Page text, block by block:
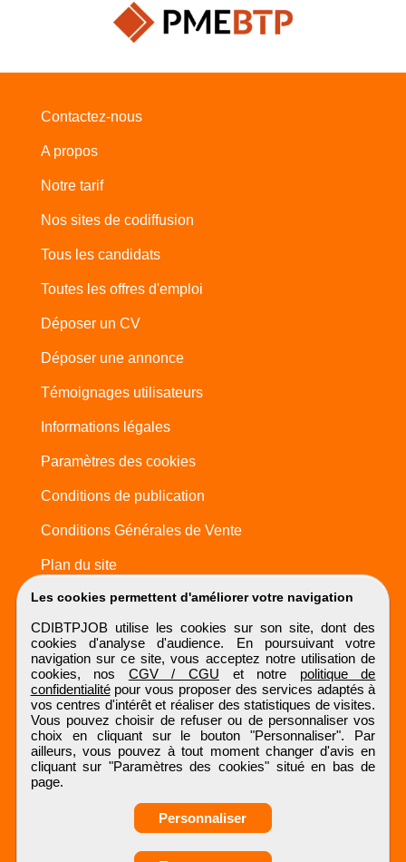
Les cookies permettent d'améliorer votre navigation
CDIBTPJOB utilise les cookies sur son site, dont des
cookies d'analyse d'audience. En poursuivant votre
navigation sur ce site, vous acceptez notre utilisation de
cookies, nos CGV / CGU et notre politique de
confidentialitépour vous proposer des services adaptés à
vos centres d'intérêt et réaliser des statistiques de visites.
Vous pouvez choisir de refuser ou de personnaliser vos
choix en cliquant sur le bouton "Personnaliser". Par
ailleurs, vous pouvez à tout moment changer d'avis en
cliquant sur "Paramètres des cookies" situé en bas de
page.
Personnaliser
Contactez-nous
A propos
Notre tarif
Nos sites de codiffusion
Tous les candidats
Toutes les offres d'emploi
Déposer un CV
Déposer une annonce
Témoignages utilisateurs
Informations légales
Paramètres des cookies
Conditions de publication
Conditions Générales de Vente
Plan du site